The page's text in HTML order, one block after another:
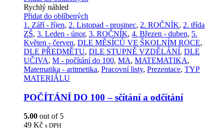
Rychlý náhled
Přidat do oblíbených
1. Září - říjen, 2. Listopad - prosinec, 2. ROČNÍK, 2. třída
ZŠ, 3. Leden - únor, 3. ROČNÍK, 4. Březen - duben, 5.
Květen - červen, DLE MĚSÍCŮ VE ŠKOLNÍM ROCE,
DLE PŘEDMĚTU, DLE STUPNĚ VZDĚLÁNÍ, DLE
UČIVA, M - počítání do 100, MA, MATEMATIKA,
Matematika - aritmetika, Pracovní listy, Prezentace, TYP
MATERIÁLU
POČÍTÁNÍ DO 100 – sčítání a odčítání
5.00 out of 5
49 Kč s DPH